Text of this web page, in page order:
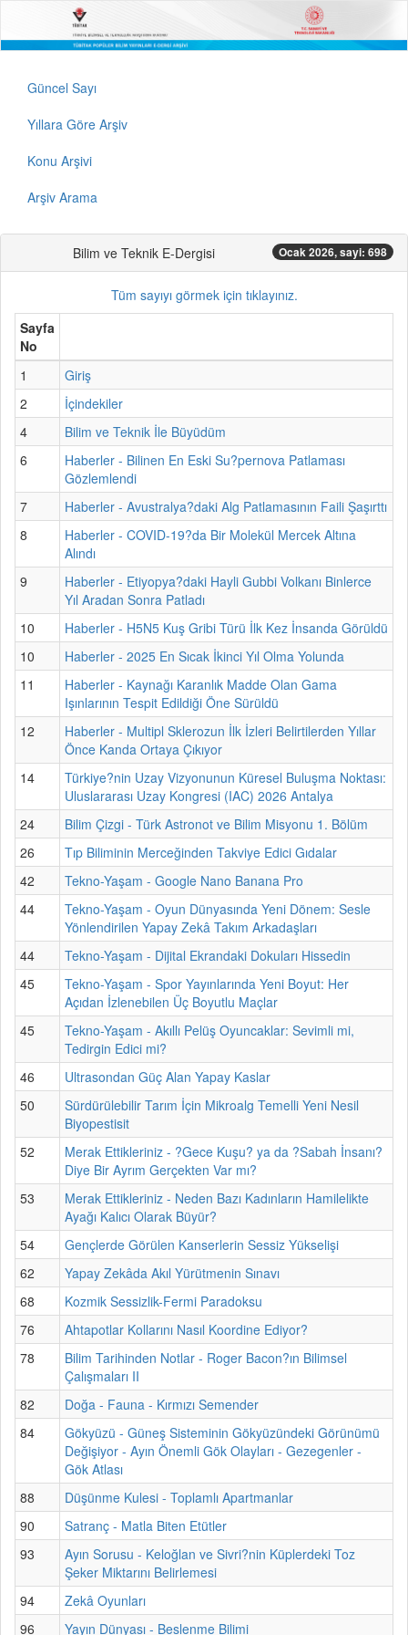
Güncel Sayı
Yıllara Göre Arşiv
Konu Arşivi
Arşiv Arama
Bilim ve Teknik E-Dergisi Ocak 2026, sayi: 698
Tüm sayıyı görmek için tıklayınız.
Sayfa
No
1
Giriş
2
İçindekiler
4
Bilim ve Teknik İle Büyüdüm
6
Haberler - Bilinen En Eski Su?pernova Patlaması
Gözlemlendi
7
Haberler - Avustralya?daki Alg Patlamasının Faili Şaşırttı
8
Haberler - COVID-19?da Bir Molekül Mercek Altına
Alındı
9
Haberler - Etiyopya?daki Hayli Gubbi Volkanı Binlerce
Yıl Aradan Sonra Patladı
10
Haberler - H5N5 Kuş Gribi Türü İlk Kez İnsanda Görüldü
10
Haberler - 2025 En Sıcak İkinci Yıl Olma Yolunda
11
Haberler - Kaynağı Karanlık Madde Olan Gama
Işınlarının Tespit Edildiği Öne Sürüldü
12
Haberler - Multipl Sklerozun İlk İzleri Belirtilerden Yıllar
Önce Kanda Ortaya Çıkıyor
14
Türkiye?nin Uzay Vizyonunun Küresel Buluşma Noktası:
Uluslararası Uzay Kongresi (IAC) 2026 Antalya
24
Bilim Çizgi - Türk Astronot ve Bilim Misyonu 1. Bölüm
26
Tıp Biliminin Merceğinden Takviye Edici Gıdalar
42
Tekno-Yaşam - Google Nano Banana Pro
44
Tekno-Yaşam - Oyun Dünyasında Yeni Dönem: Sesle
Yönlendirilen Yapay Zekâ Takım Arkadaşları
44
Tekno-Yaşam - Dijital Ekrandaki Dokuları Hissedin
45
Tekno-Yaşam - Spor Yayınlarında Yeni Boyut: Her
Açıdan İzlenebilen Üç Boyutlu Maçlar
45
Tekno-Yaşam - Akıllı Pelüş Oyuncaklar: Sevimli mi,
Tedirgin Edici mi?
46
Ultrasondan Güç Alan Yapay Kaslar
50
Sürdürülebilir Tarım İçin Mikroalg Temelli Yeni Nesil
Biyopestisit
52
Merak Ettikleriniz - ?Gece Kuşu? ya da ?Sabah İnsanı?
Diye Bir Ayrım Gerçekten Var mı?
53
Merak Ettikleriniz - Neden Bazı Kadınların Hamilelikte
Ayağı Kalıcı Olarak Büyür?
54
Gençlerde Görülen Kanserlerin Sessiz Yükselişi
62
Yapay Zekâda Akıl Yürütmenin Sınavı
68
Kozmik Sessizlik-Fermi Paradoksu
76
Ahtapotlar Kollarını Nasıl Koordine Ediyor?
78
Bilim Tarihinden Notlar - Roger Bacon?ın Bilimsel
Çalışmaları II
82
Doğa - Fauna - Kırmızı Semender
84
Gökyüzü - Güneş Sisteminin Gökyüzündeki Görünümü
Değişiyor - Ayın Önemli Gök Olayları - Gezegenler -
Gök Atlası
88
Düşünme Kulesi - Toplamlı Apartmanlar
90
Satranç - Matla Biten Etütler
93
Ayın Sorusu - Keloğlan ve Sivri?nin Küplerdeki Toz
Şeker Miktarını Belirlemesi
94
Zekâ Oyunları
96
Yayın Dünyası - Beslenme Bilimi